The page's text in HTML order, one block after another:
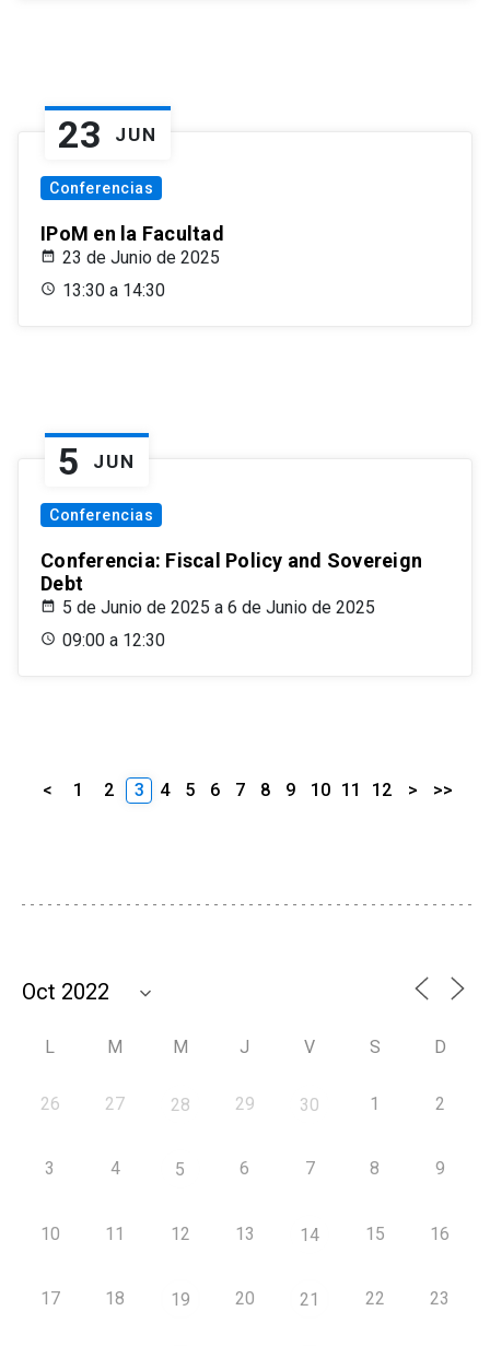
23 JUN
Conferencias
IPoM en la Facultad
23 de Junio de 2025
13:30 a 14:30
5 JUN
Conferencias
Conferencia: Fiscal Policy and Sovereign
Debt
5 de Junio de 2025 a 6 de Junio de 2025
09:00 a 12:30
< 1 2 3 4 5 6 7 8 9 10 11 12 > >>
L M M J V S D
26 27 28 29 30 1 2
3 4 5 6 7 8 9
10 11 12 13 14 15 16
17 18 19 20 21 22 23